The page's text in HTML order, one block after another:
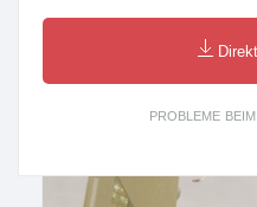
PROBLEME